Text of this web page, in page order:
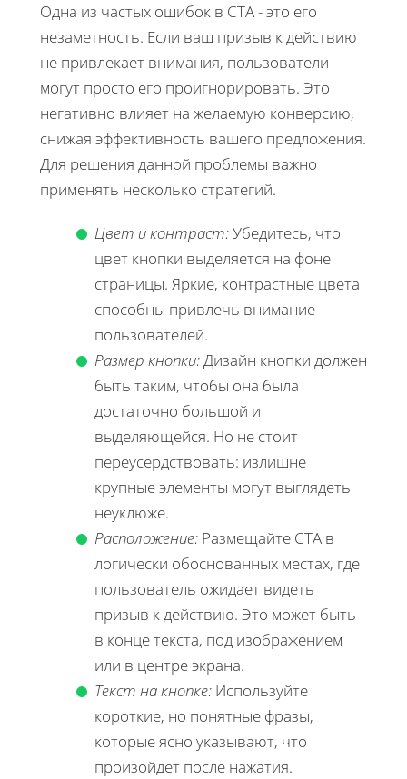
Одна из частых ошибок в CTA - это его
незаметность. Если ваш призыв к действию
не привлекает внимания, пользователи
могут просто его проигнорировать. Это
негативно влияет на желаемую конверсию,
снижая эффективность вашего предложения.
Для решения данной проблемы важно
применять несколько стратегий.
Цвет и контраст:Убедитесь, что
цвет кнопки выделяется на фоне
страницы. Яркие, контрастные цвета
способны привлечь внимание
пользователей.
Размер кнопки:Дизайн кнопки должен
быть таким, чтобы она была
достаточно большой и
выделяющейся. Но не стоит
переусердствовать: излишне
крупные элементы могут выглядеть
неуклюже.
Расположение: Размещайте CTA в
логически обоснованных местах, где
пользователь ожидает видеть
призыв к действию. Это может быть
в конце текста, под изображением
или в центре экрана.
Текст на кнопке: Используйте
короткие, но понятные фразы,
которые ясно указывают, что
произойдет после нажатия.